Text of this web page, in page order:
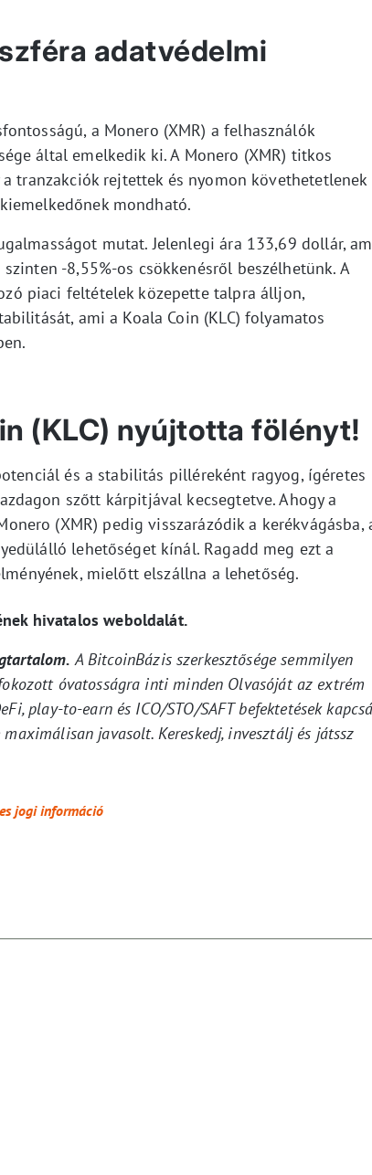
adatvédelmi
a Monero (XMR) a felhasználók
által emelkedik ki. A Monero (XMR) titkos
tranzakciók rejtettek és nyomon követhetetlenek
mondható.
mutat. Jelenlegi ára 133,69 dollár,
-8,55%-os csökkenésről beszélhetünk. A
piaci feltételek közepette talpra álljon,
ami a Koala Coin (KLC) folyamatos
(KLC) nyújtotta fölényt!
és a stabilitás pilléreként ragyog, ígéretes
szőtt kárpitjával kecsegtetve. Ahogy a
(XMR) pedig visszarázódik a kerékvágásba,
lehetőséget kínál. Ragadd meg ezt a
mielőtt elszállna a lehetőség.
hivatalos weboldalát.
A BitcoinBázis szerkesztősége semmilyen
óvatosságra inti minden Olvasóját az extrém
play-to-earn és ICO/STO/SAFT befektetések
javasolt. Kereskedj, invesztálj és játssz
jogi információ